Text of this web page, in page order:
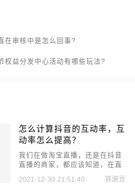
在审核中是怎么回事?
权益分发中心活动有哪些玩法?
怎么计算抖音的互动率，互
动率怎么提高？
我们在做淘宝直播，还是在抖音
直播的商家，都应该知道，在直
播的时候要想办法让用户和自己
进行互动，从而提高互动率。那
2021-12-30 21:51:40 铁豌豆